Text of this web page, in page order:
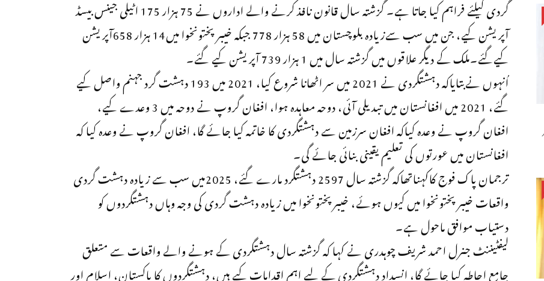
گردی کیلئے فراہم کیا جاتا ہے۔ گزشتہ سال قانون نافذ کرنے والے اداروں نے 75 ہزار 175 اٹیلی جینس بیسڈ
آپریشن کیے، جن میں سب سےزیادہ بلوچستان میں 58 ہزار 778 جبکہ خیبر پختونخوا میں14 ہزار 658آپریشن
کیےگئے۔ملک کے دیگر علاقوں میں گزشتہ سال میں 1 ہزار 739 آپریشن کیے گئے۔
اُنہوں نےبتایاکہ دہشتگردی نے 2021 میں سر اٹھانا شروع کیا، 2021 میں 193 دہشت گرد جہنم واصل کیے
گئے، 2021 میں افغانستان میں تبدیلی آئی، دوحہ معاہدہ ہوا، افغان گروپ نے دوحہ میں 3 وعدے کیے،
افغان گروپ نے وعدہ کیاکہ افغان سرزمین سے دہشتگردی کا خاتمہ کیا جائے گا، افغان گروپ نے وعدہ کیا کہ
افغانستان میں عورتوں کی تعلیم یقینی بنائی جائے گی۔
ترجمان پاک فوج کاکہناتھاکہ گزشتہ سال 2597 دہشتگرد مارے گئے، 2025میں سب سے زیادہ دہشت گردی
واقعات خیبر پختونخوا میں کیوں ہوئے، خیبرپختونخوا میں زیادہ دہشت گردی کی وجہ وہاں دہشتگردوں کو
دستیاب موافق ماحول ہے۔
لیفٹیننٹ جنرل احمد شریف چوہدری نے کہا کہ گزشتہ سال دہشتگردی کے ہونے والے واقعات سے متعلق
جامع احاطہ کیا جائے گا، انسداد دہشتگردی کے لیے اہم اقدامات کیے ہیں، دہشتگردوں کا پاکستان، اسلام اور